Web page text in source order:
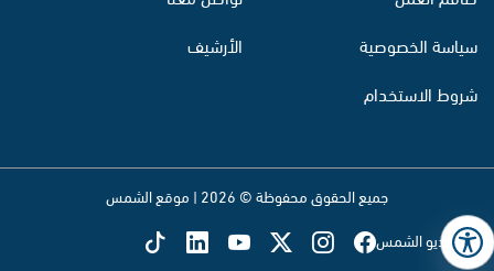
سياسة الخصوصية
شروط الاستخدام
الأرشيف
جميع الحقوق محفوظة © 2026 | موقع الشمس
تابع راديو الشمس